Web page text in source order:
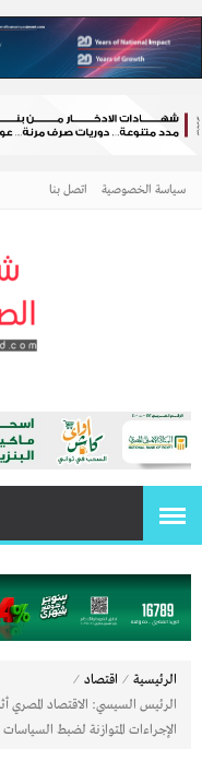
سياسة الخصوصية اتصل بنا
الرئيسية ⁄ اقتصاد ⁄
الرئيس السيسي: الاقتصاد المصري
الإجراءات المتوازنة لضبط السياسات